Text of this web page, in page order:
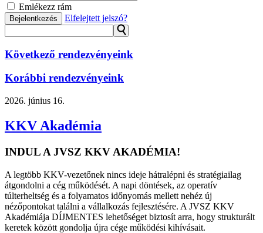
Emlékezz rám
Bejelentkezés Elfelejtett jelszó?
⚲
Következő rendezvényeink
Korábbi rendezvényeink
2026. június 16.
KKV Akadémia
INDUL A JVSZ KKV AKADÉMIA!
A legtöbb KKV-vezetőnek nincs ideje hátralépni és stratégiailag
átgondolni a cég működését. A napi döntések, az operatív
túlterheltség és a folyamatos időnyomás mellett nehéz új
nézőpontokat találni a vállalkozás fejlesztésére. A JVSZ KKV
Akadémiája DÍJMENTES lehetőséget biztosít arra, hogy strukturált
keretek között gondolja újra cége működési kihívásait.